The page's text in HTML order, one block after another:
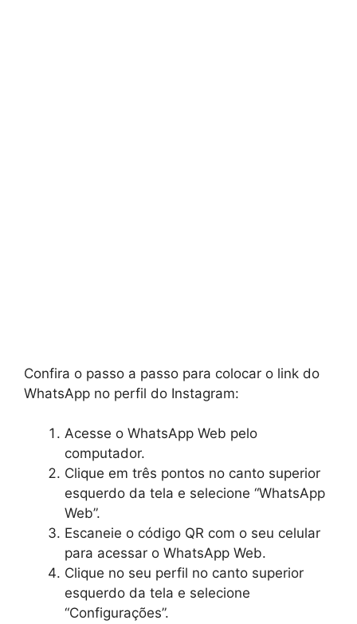
Confira o passo a passo para colocar o link do
WhatsApp no perfil do Instagram:
Acesse o WhatsApp Web pelo
computador.
Clique em três pontos no canto superior
esquerdo da tela e selecione “WhatsApp
Web”.
Escaneie o código QR com o seu celular
para acessar o WhatsApp Web.
Clique no seu perfil no canto superior
esquerdo da tela e selecione
“Configurações”.